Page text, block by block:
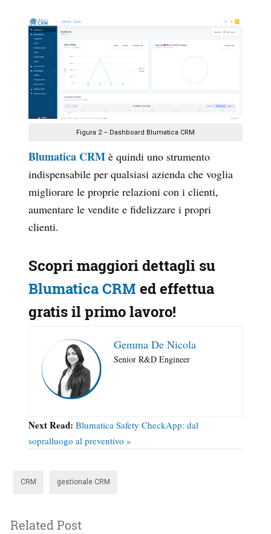
Figura 2 – Dashboard Blumatica CRM
Blumatica CRM è quindi uno strumento
indispensabile per qualsiasi azienda che voglia
migliorare le proprie relazioni con i clienti,
aumentare le vendite e fidelizzare i propri
clienti.
Scopri maggiori dettagli su
Blumatica CRM ed effettua
gratis il primo lavoro!
Gemma De Nicola
Senior R&D Engineer
Next Read: Blumatica Safety CheckApp: dal
sopralluogo al preventivo »
CRM gestionale CRM
Related Post